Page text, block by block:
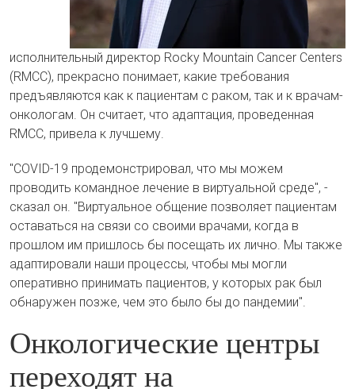
исполнительный директор Rocky Mountain Cancer Centers
(RMCC), прекрасно понимает, какие требования
предъявляются как к пациентам с раком, так и к врачам-
онкологам. Он считает, что адаптация, проведенная
RMCC, привела к лучшему.
"COVID-19 продемонстрировал, что мы можем
проводить командное лечение в виртуальной среде", -
сказал он. "Виртуальное общение позволяет пациентам
оставаться на связи со своими врачами, когда в
прошлом им пришлось бы посещать их лично. Мы также
адаптировали наши процессы, чтобы мы могли
оперативно принимать пациентов, у которых рак был
обнаружен позже, чем это было бы до пандемии".
Онкологические центры
переходят на